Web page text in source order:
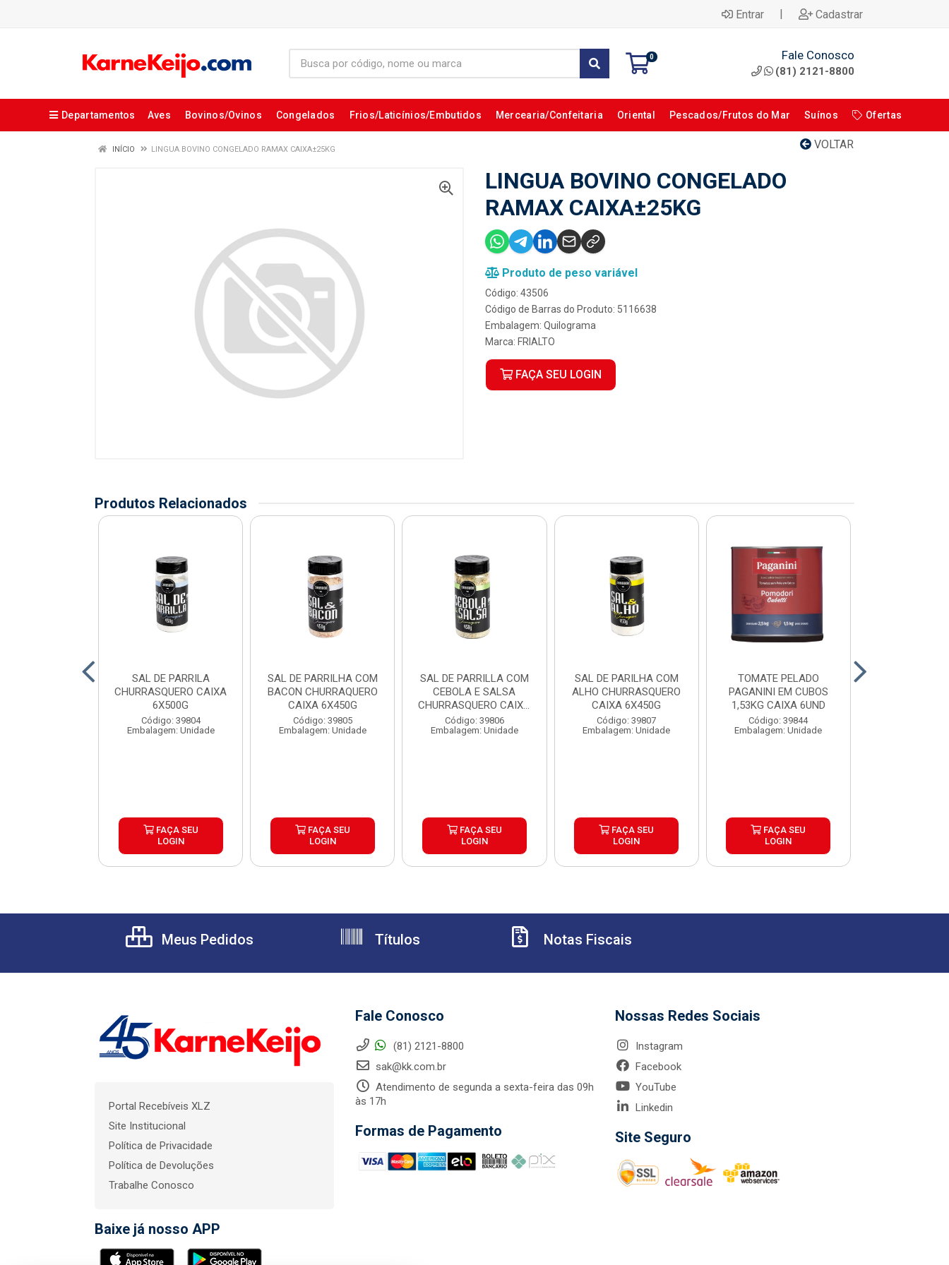
Entrar | Cadastrar
0 Fale Conosco
(81) 2121-8800
Departamentos Aves Bovinos/Ovinos Congelados Frios/Laticínios/Embutidos Mercearia/Confeitaria Oriental Pescados/Frutos do Mar Suínos Ofertas
VOLTAR
INÍCIO LINGUA BOVINO CONGELADO RAMAX CAIXA±25KG
LINGUA BOVINO CONGELADO
RAMAX CAIXA±25KG
Produto de peso variável
Código: 43506
Código de Barras do Produto: 5116638
Embalagem: Quilograma
Marca: FRIALTO
FAÇA SEU LOGIN
Produtos Relacionados
SAL DE PARRILA
CHURRASQUERO CAIXA
6X500G
Código: 39804
Embalagem: Unidade
FAÇA SEU
LOGIN
SAL DE PARRILHA COM
BACON CHURRAQUERO
CAIXA 6X450G
Código: 39805
Embalagem: Unidade
FAÇA SEU
LOGIN
SAL DE PARRILLA COM
CEBOLA E SALSA
CHURRASQUERO CAIXA
6X450G
Código: 39806
Embalagem: Unidade
FAÇA SEU
LOGIN
SAL DE PARILHA COM
ALHO CHURRASQUERO
CAIXA 6X450G
Código: 39807
Embalagem: Unidade
FAÇA SEU
LOGIN
TOMATE PELADO
PAGANINI EM CUBOS
1,53KG CAIXA 6UND
Código: 39844
Embalagem: Unidade
FAÇA SEU
LOGIN
Meus Pedidos Títulos Notas Fiscais
Portal Recebíveis XLZ
Site Institucional
Política de Privacidade
Política de Devoluções
Trabalhe Conosco
Baixe já nosso APP
Fale Conosco
(81) 2121-8800
sak@kk.com.br
Atendimento de segunda a sexta-feira das 09h
às 17h
Formas de Pagamento
Nossas Redes Sociais
Instagram
Facebook
YouTube
Linkedin
Site Seguro